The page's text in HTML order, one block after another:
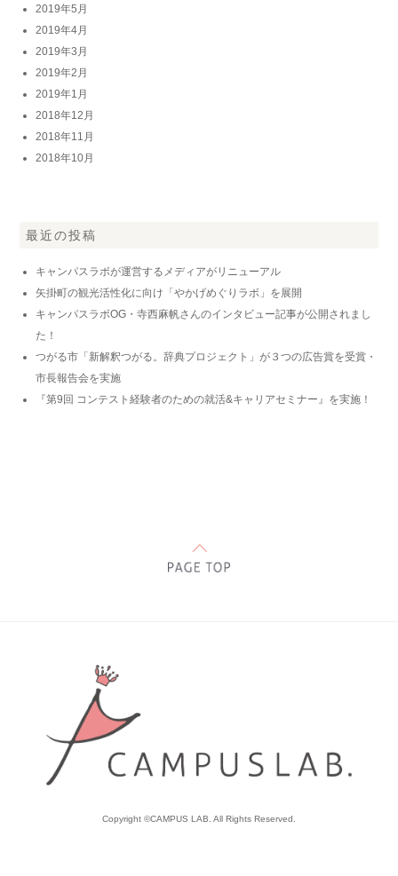
2019年5月
2019年4月
2019年3月
2019年2月
2019年1月
2018年12月
2018年11月
2018年10月
最近の投稿
キャンパスラボが運営するメディアがリニューアル
矢掛町の観光活性化に向け「やかげめぐりラボ」を展開
キャンパスラボOG・寺西麻帆さんのインタビュー記事が公開されまし
た！
つがる市「新解釈つがる。辞典プロジェクト」が３つの広告賞を受賞・
市長報告会を実施
『第9回 コンテスト経験者のための就活&キャリアセミナー』を実施！
Copyright ©CAMPUS LAB. All Rights Reserved.